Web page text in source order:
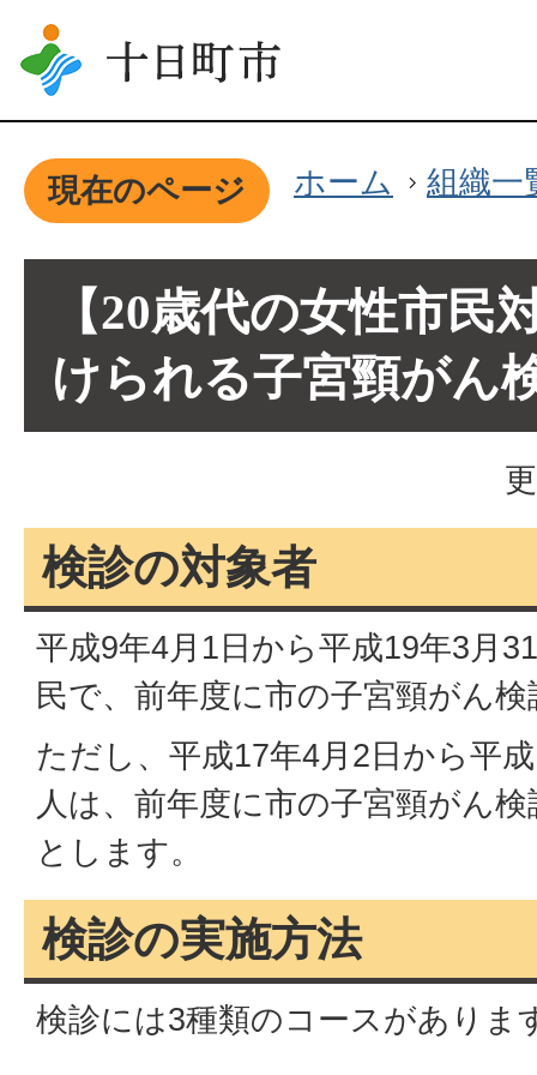
現在のページ ホーム 組織一
【20歳代の女性市民
けられる子宮頸がん
検診の対象者
平成9年4月1日から平成19年3月
民で、前年度に市の子宮頸がん
ただし、平成17年4月2日から平
人は、前年度に市の子宮頸がん
とします。
検診の実施方法
検診には3種類のコースがありま